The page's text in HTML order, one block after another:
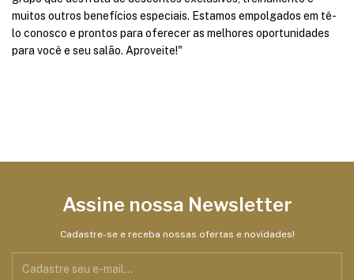
muitos outros benefícios especiais. Estamos empolgados em tê-
lo conosco e prontos para oferecer as melhores oportunidades
para você e seu salão. Aproveite!"
Assine nossa Newsletter
Cadastre-se e receba nossas ofertas e novidades!